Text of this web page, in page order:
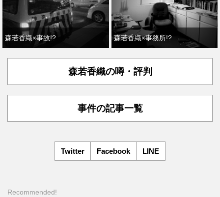
森若香織×事故!? 森若香織×事務所!?
森若香織の噂・評判
事件の記事一覧
Twitter Facebook LINE
Recommended!